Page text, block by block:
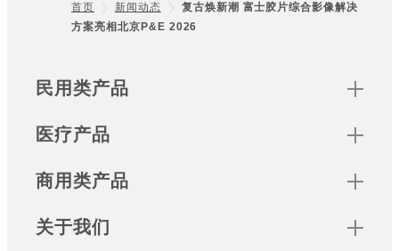
Footer
首页 新闻动态
复古焕新潮 富士胶片综合影像解决
方案亮相北京P&E 2026
Sitemap
民用类产品
医疗产品
商用类产品
关于我们